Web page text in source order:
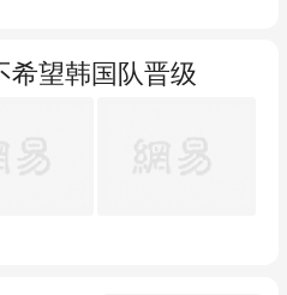
希望韩国队晋级